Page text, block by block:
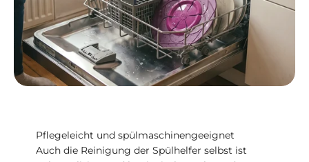
Pflegeleicht und spülmaschinengeeignet
Auch die Reinigung der Spülhelfer selbst ist